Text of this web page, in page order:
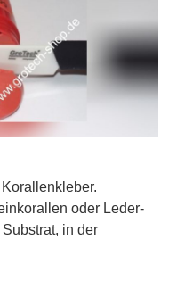
oder Leder-
in der